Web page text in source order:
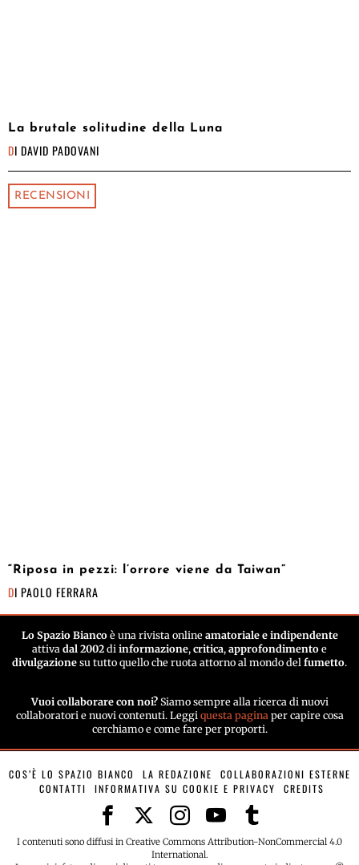
La brutale solitudine della Luna
DI DAVID PADOVANI
RECENSIONI
“Riposa in pezzi: l’orrore viene da Taiwan”
DI PAOLO FERRARA
Lo Spazio Biancoè una rivista online amatoriale e indipendente
attiva dal 2002 di informazione, critica, approfondimento e
divulgazione su tutto quello che ruota attorno al mondo del fumetto.
Vuoi collaborare con noi? Siamo sempre alla ricerca di nuovi
collaboratori e nuovi contenuti. Leggi questa pagina per capire cosa
cerchiamo e come fare per proporti.
COS’È LO SPAZIO BIANCO LA REDAZIONE
COLLABORAZIONI ESTERNE
CONTATTI
INFORMATIVA SU COOKIE E PRIVACY CREDITS
I contenuti sono diffusi in Creative Commons Attribution-NonCommercial 4.0
International.